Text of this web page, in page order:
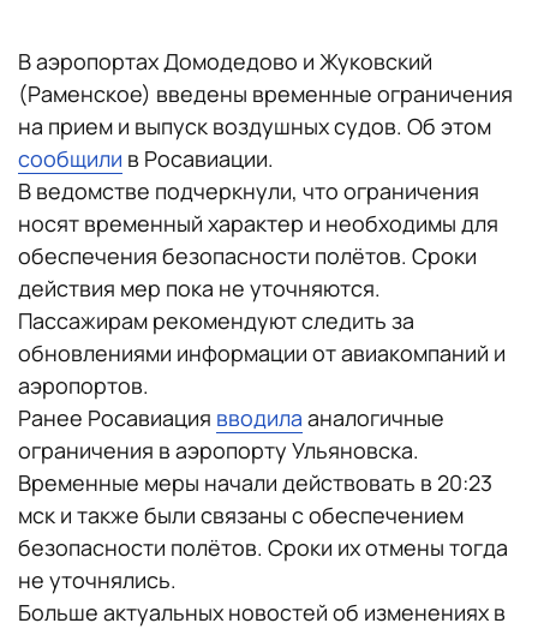
В аэропортах Домодедово и Жуковский
(Раменское) введены временные ограничения
на прием и выпуск воздушных судов. Об этом
сообщили в Росавиации.
В ведомстве подчеркнули, что ограничения
носят временный характер и необходимы для
обеспечения безопасности полётов. Сроки
действия мер пока не уточняются.
Пассажирам рекомендуют следить за
обновлениями информации от авиакомпаний и
аэропортов.
Ранее Росавиация вводила аналогичные
ограничения в аэропорту Ульяновска.
Временные меры начали действовать в 20:23
мск и также были связаны с обеспечением
безопасности полётов. Сроки их отмены тогда
не уточнялись.
Больше актуальных новостей об изменениях в